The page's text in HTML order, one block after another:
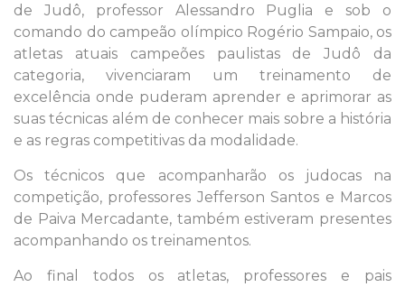
de Judô, professor Alessandro Puglia e sob o
comando do campeão olímpico Rogério Sampaio, os
atletas atuais campeões paulistas de Judô da
categoria, vivenciaram um treinamento de
excelência onde puderam aprender e aprimorar as
suas técnicas além de conhecer mais sobre a história
e as regras competitivas da modalidade.
Os técnicos que acompanharão os judocas na
competição, professores Jefferson Santos e Marcos
de Paiva Mercadante, também estiveram presentes
acompanhando os treinamentos.
Ao final todos os atletas, professores e pais